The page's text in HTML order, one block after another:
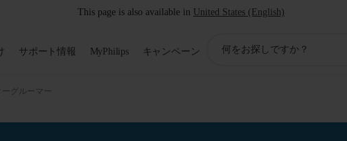
This page is also available in United States (English)
サポート情報 MyPhilips キャンペーン
ーグルーマー